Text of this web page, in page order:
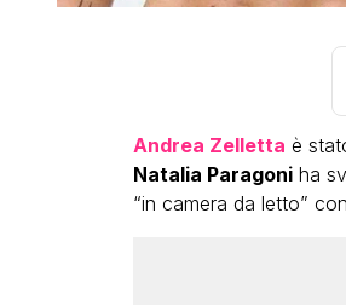
Andrea Zelletta è
Natalia Paragoniha
“in camera da letto”